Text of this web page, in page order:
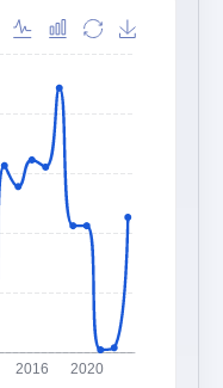
2016 2020